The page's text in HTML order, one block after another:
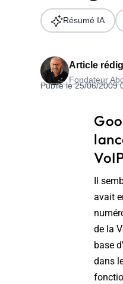
SEO & GEO
lieu de 349€ pendant 1 mois !
Article
Fondateur
Publié le 25/06/2009
Résumé IA
Il
avait
de la
base
dans